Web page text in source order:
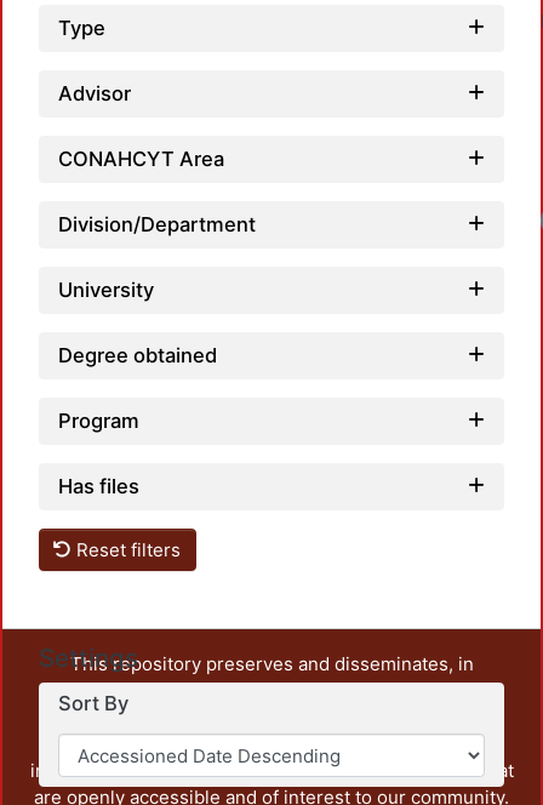
Type
Advisor
CONAHCYT Area
Division/Department
University
Degree obtained
Program
Has files
Reset filters
Settings
Sort By
This repository preserves and disseminates, in
unrestricted open access, the teaching and research
output of UAM Azcapotzalco. It also includes some
administrative and graphic documents from the
institution, as well as content from other institutions that
are openly accessible and of interest to our community.